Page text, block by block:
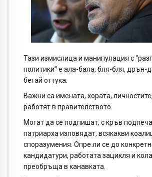
Тази измислица и манипулация с
политики” е ала-бала, бля-бля, дрън-
бегай оттука.
Важни са имената, хората,
работят в правителството.
Могат да се подпишат, с кръв
патриарха изповядат, всякакви
споразумения. Опре ли се до
кандидатури, работата зацикля и
преобръща в канавката.